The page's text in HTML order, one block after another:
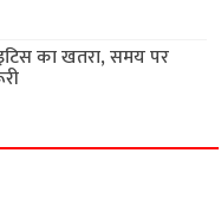
का खतरा, समय पर